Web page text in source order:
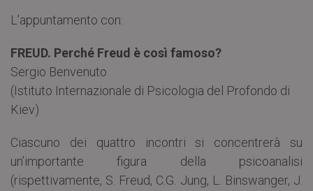
L’appuntamento con:
FREUD. Perché Freud è così famoso?
Sergio Benvenuto
(Istituto Internazionale di Psicologia del Profondo di
Kiev)
Ciascuno dei quattro incontri si concentrerà su
un’importante figura della psicoanalisi
(rispettivamente, S. Freud, C.G. Jung, L. Binswanger, J.